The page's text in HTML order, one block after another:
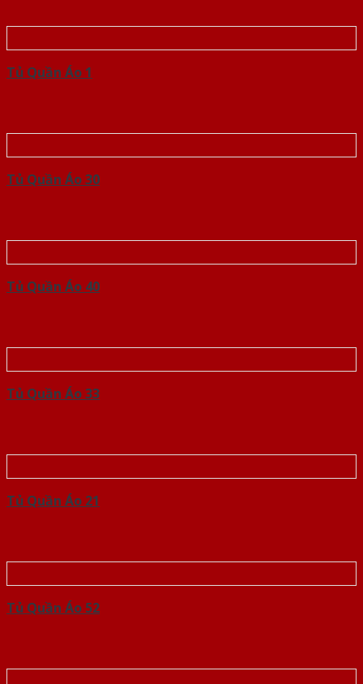
Tủ Quần Áo 1
Tủ Quần Áo 30
Tủ Quần Áo 40
Tủ Quần Áo 33
Tủ Quần Áo 21
Tủ Quần Áo 52